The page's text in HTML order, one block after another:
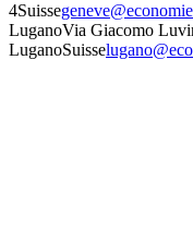
4Suisse
LuganoVia Giacomo
LuganoSuisse